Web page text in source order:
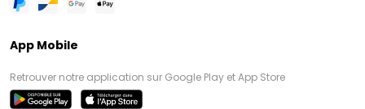
App Mobile
Retrouver notre application sur Google Play et App Store